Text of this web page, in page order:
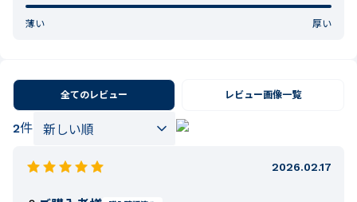
薄い 厚い
全てのレビュー レビュー画像一覧
2件
2026.02.17